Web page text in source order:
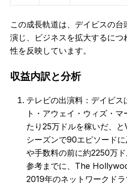
この成長軌道は、デイビスの
演じ、ビジネスを拡大するに
性を反映しています。
収益内訳と分析
テレビの出演料：デイビス
ト・アウェイ・ウィズ・
たり25万ドルを稼いだ、
シーズンで90エピソード
や手数料の前に約2250万ド
参考までに、The
2019年のネットワークド